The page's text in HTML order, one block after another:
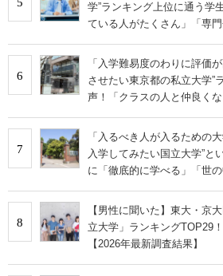
学”ランキング上位に通う
ている人がたくさん」「専
6
「入学難易度のわりに評価
させたい東京都の私立大学”
声！「クラスの人と仲良く
7
「入るべき人が入るための
入学してみたい国立大学”
に「徹底的に学べる」「世
8
【男性に聞いた】東大・京
立大学」ランキングTOP29
【2026年最新調査結果】